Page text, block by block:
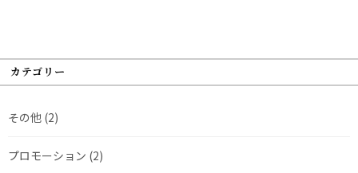
カテゴリー
その他 (2)
プロモーション (2)